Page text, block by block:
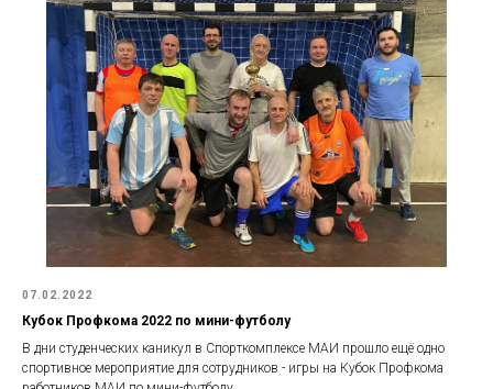
07.02.2022
Кубок Профкома 2022 по мини-футболу
В дни студенческих каникул в Спорткомплексе МАИ прошло ещё одно
спортивное мероприятие для сотрудников - игры на Кубок Профкома